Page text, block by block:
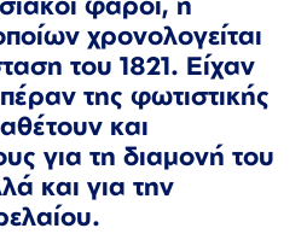
χρονολογείται
του 1821. Είχαν
της φωτιστικής
και
για τη διαμονή του
και για την